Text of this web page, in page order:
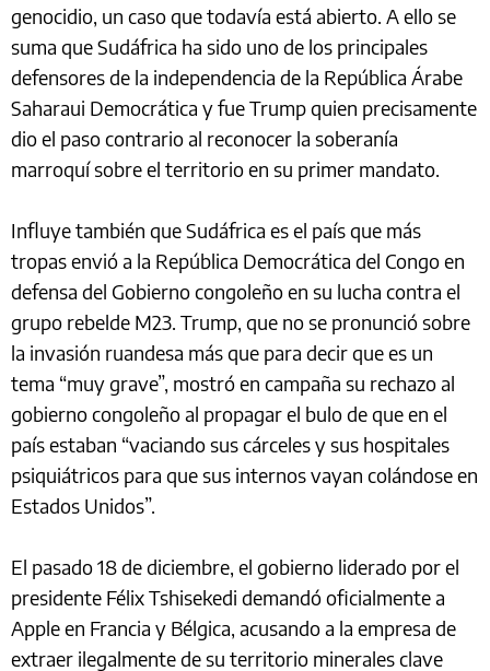
genocidio, un caso que todavía está abierto. A ello se
suma que Sudáfrica ha sido uno de los principales
defensores de la independencia de la República Árabe
Saharaui Democrática y fue Trump quien precisamente
dio el paso contrario al reconocer la soberanía
marroquí sobre el territorio en su primer mandato.
Influye también que Sudáfrica es el país que más
tropas envió a la República Democrática del Congo en
defensa del Gobierno congoleño en su lucha contra el
grupo rebelde M23. Trump, que no se pronunció sobre
la invasión ruandesa más que para decir que es un
tema “muy grave”, mostró en campaña su rechazo al
gobierno congoleño al propagar el bulo de que en el
país estaban “vaciando sus cárceles y sus hospitales
psiquiátricos para que sus internos vayan colándose en
Estados Unidos”.
El pasado 18 de diciembre, el gobierno liderado por el
presidente Félix Tshisekedi demandó oficialmente a
Apple en Francia y Bélgica, acusando a la empresa de
extraer ilegalmente de su territorio minerales clave